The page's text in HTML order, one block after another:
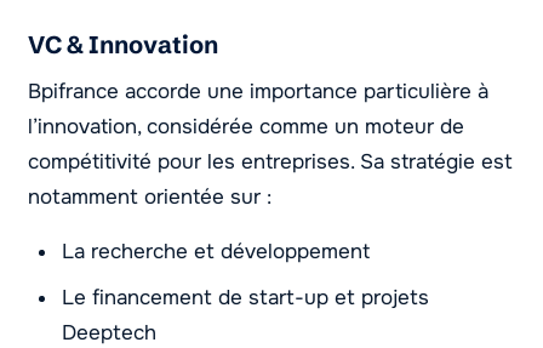
VC & Innovation
Bpifrance accorde une importance particulière à
l’innovation, considérée comme un moteur de
compétitivité pour les entreprises. Sa stratégie est
notamment orientée sur :
La recherche et développement
Le financement de start-up et projets
Deeptech